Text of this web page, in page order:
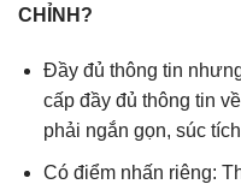
CHỈNH?
Đầy đủ thông tin
cấp đầy đủ thông tin
phải ngắn gọn, súc
Có điểm nhấn riêng: